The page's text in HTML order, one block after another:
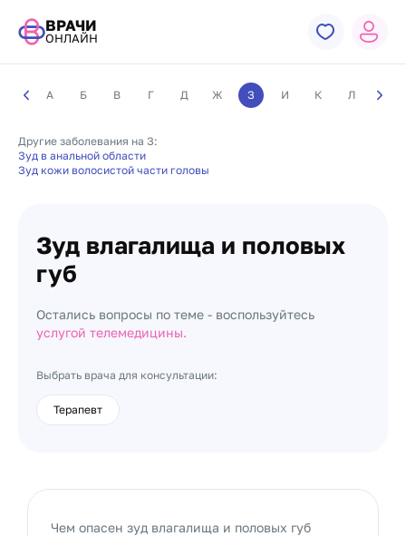
ВРАЧИ
ОНЛАЙН
А Б В Г Д Ж З И К Л М
Другие заболевания на З:
Зуд в анальной области
Зуд кожи волосистой части головы
Зуд влагалища и половых
губ
Остались вопросы по теме - воспользуйтесь
услугой телемедицины.
Выбрать врача для консультации:
Терапевт
Чем опасен зуд влагалища и половых губ